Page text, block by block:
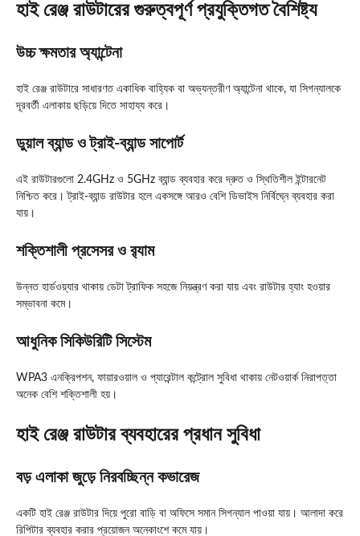
হাই রেঞ্জ রাউটারের গুরুত্বপূর্ণ প্রযুক্তিগত বৈশিষ্ট্য
উচ্চ ক্ষমতার অ্যান্টেনা
হাই রেঞ্জ রাউটারে সাধারণত একাধিক বাহ্যিক বা অভ্যন্তরীণ অ্যান্টেনা থাকে, যা সিগন্যালকে
দূরবর্তী এলাকায় ছড়িয়ে দিতে সাহায্য করে।
ডুয়াল ব্যান্ড ও ট্রাই-ব্যান্ড সাপোর্ট
এই রাউটারগুলো 2.4GHz ও 5GHz ব্যান্ড ব্যবহার করে দ্রুত ও স্থিতিশীল ইন্টারনেট
নিশ্চিত করে। ট্রাই-ব্যান্ড রাউটার হলে একসঙ্গে আরও বেশি ডিভাইস নির্বিঘ্নে ব্যবহার করা
যায়।
শক্তিশালী প্রসেসর ও র‍্যাম
উন্নত হার্ডওয়্যার থাকায় ডেটা ট্রাফিক সহজে নিয়ন্ত্রণ করা যায় এবং রাউটার হ্যাং হওয়ার
সম্ভাবনা কমে।
আধুনিক সিকিউরিটি সিস্টেম
WPA3 এনক্রিপশন, ফায়ারওয়াল ও প্যারেন্টাল কন্ট্রোল সুবিধা থাকায় নেটওয়ার্ক নিরাপত্তা
অনেক বেশি শক্তিশালী হয়।
হাই রেঞ্জ রাউটার ব্যবহারের প্রধান সুবিধা
বড় এলাকা জুড়ে নিরবচ্ছিন্ন কভারেজ
একটি হাই রেঞ্জ রাউটার দিয়ে পুরো বাড়ি বা অফিসে সমান সিগন্যাল পাওয়া যায়। আলাদা করে
রিপিটার ব্যবহার করার প্রয়োজন অনেকাংশে কমে যায়।